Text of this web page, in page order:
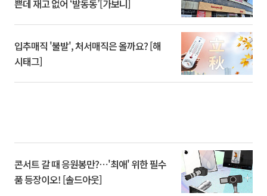
쁜데 재고 없어 ‘발동동’[가보니]
입추매직 '불발', 처서매직은 올까요? [해
시태그]
콘서트 갈 때 응원봉만?⋯'최애' 위한 필수
품 등장이오! [솔드아웃]